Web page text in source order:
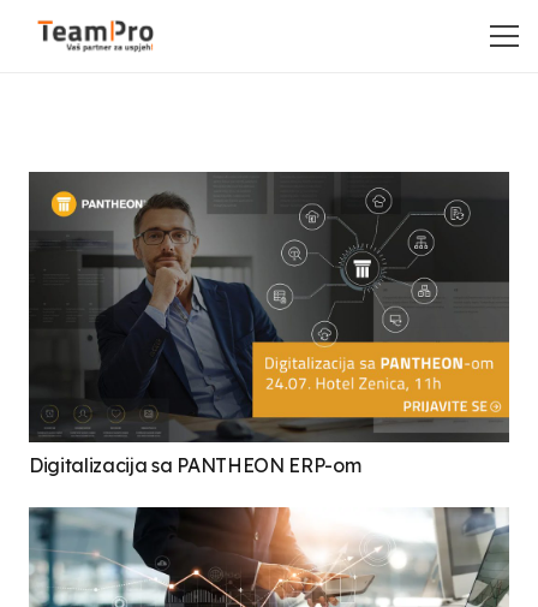
Digitalizacija sa PANTHEON ERP-om